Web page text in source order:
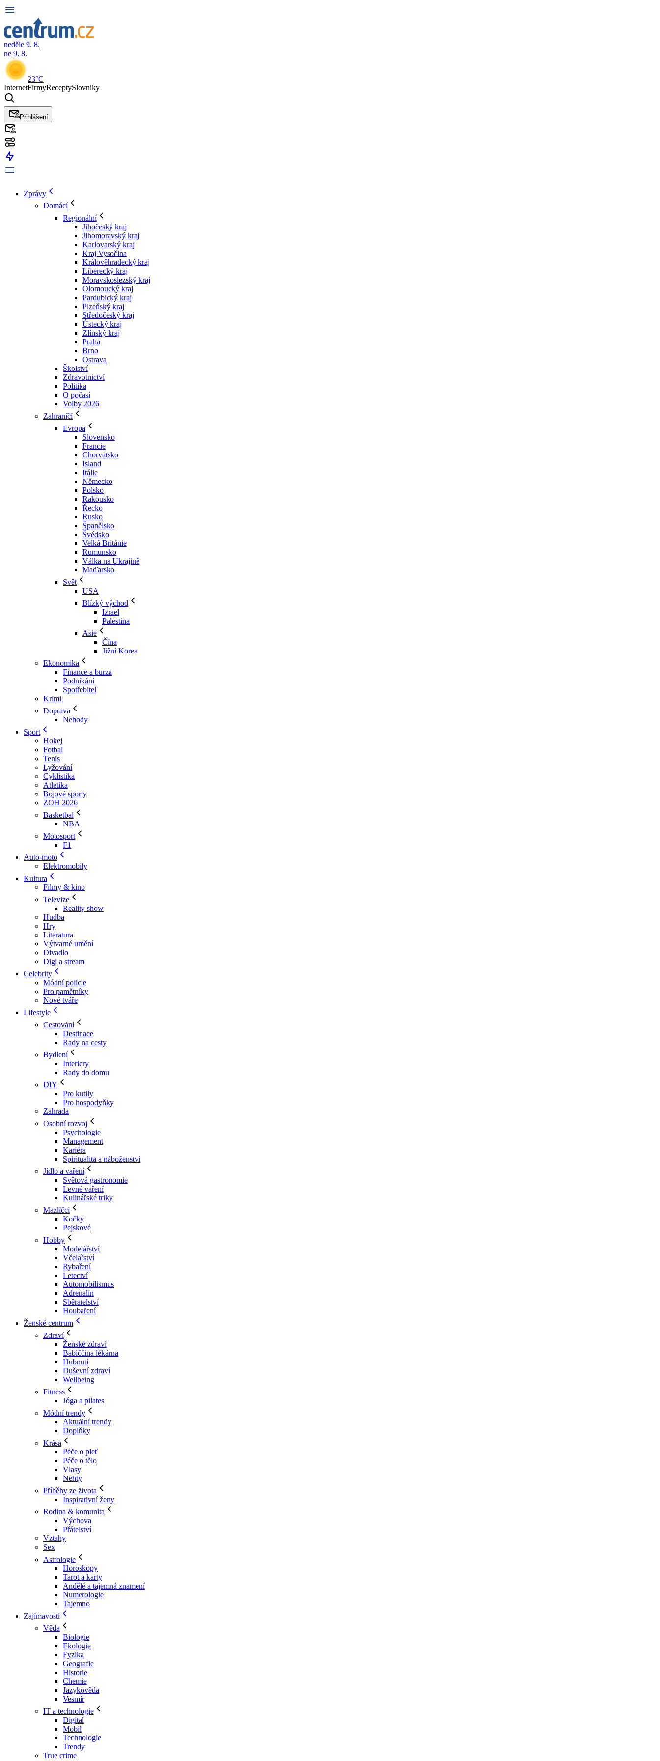
neděle 9. 8.
ne 9. 8.
23°C
InternetFirmyReceptySlovníky
Přihlášení
Zprávy
Domácí
Regionální
Jihočeský kraj
Jihomoravský kraj
Karlovarský kraj
Kraj Vysočina
Králověhradecký kraj
Liberecký kraj
Moravskoslezský kraj
Olomoucký kraj
Pardubický kraj
Plzeňský kraj
Středočeský kraj
Ústecký kraj
Zlínský kraj
Praha
Brno
Ostrava
Školství
Zdravotnictví
Politika
O počasí
Volby 2026
Zahraničí
Evropa
Slovensko
Francie
Chorvatsko
Island
Itálie
Německo
Polsko
Rakousko
Řecko
Rusko
Španělsko
Švédsko
Velká Británie
Rumunsko
Válka na Ukrajině
Maďarsko
Svět
USA
Blízký východ
Izrael
Palestina
Asie
Čína
Jižní Korea
Ekonomika
Finance a burza
Podnikání
Spotřebitel
Krimi
Doprava
Nehody
Sport
Hokej
Fotbal
Tenis
Lyžování
Cyklistika
Atletika
Bojové sporty
ZOH 2026
Basketbal
NBA
Motosport
F1
Auto-moto
Elektromobily
Kultura
Filmy & kino
Televize
Reality show
Hudba
Hry
Literatura
Výtvarné umění
Divadlo
Digi a stream
Celebrity
Módní policie
Pro pamětníky
Nové tváře
Lifestyle
Cestování
Destinace
Rady na cesty
Bydlení
Interiery
Rady do domu
DIY
Pro kutily
Pro hospodyňky
Zahrada
Osobní rozvoj
Psychologie
Management
Kariéra
Spiritualita a náboženství
Jídlo a vaření
Světová gastronomie
Levné vaření
Kulinářské triky
Mazlíčci
Kočky
Pejskové
Hobby
Modelářství
Včelařství
Rybaření
Letectví
Automobilismus
Adrenalin
Sběratelství
Houbaření
Ženské centrum
Zdraví
Ženské zdraví
Babiččina lékárna
Hubnutí
Duševní zdraví
Wellbeing
Fitness
Jóga a pilates
Módní trendy
Aktuální trendy
Doplňky
Krása
Péče o pleť
Péče o tělo
Vlasy
Nehty
Příběhy ze života
Inspirativní ženy
Rodina & komunita
Výchova
Přátelství
Vztahy
Sex
Astrologie
Horoskopy
Tarot a karty
Andělé a tajemná znamení
Numerologie
Tajemno
Zajímavosti
Věda
Biologie
Ekologie
Fyzika
Geografie
Historie
Chemie
Jazykověda
Vesmír
IT a technologie
Digital
Mobil
Technologie
Trendy
True crime